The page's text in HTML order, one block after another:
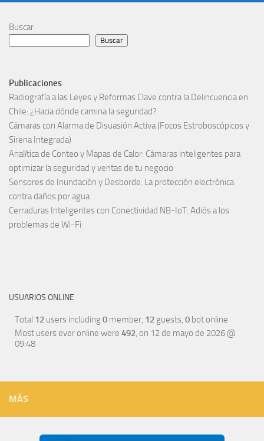
Buscar
Buscar
Publicaciones
Radiografía a las Leyes y Reformas Clave contra la Delincuencia en
Chile: ¿Hacia dónde camina la seguridad?
Cámaras con Alarma de Disuasión Activa (Focos Estroboscópicos y
Sirena Integrada)
Analítica de Conteo y Mapas de Calor: Cámaras inteligentes para
optimizar la seguridad y ventas de tu negocio
Sensores de Inundación y Desborde: La protección electrónica
contra daños por agua
Cerraduras Inteligentes con Conectividad NB-IoT: Adiós a los
problemas de Wi-Fi
USUARIOS ONLINE
Total 12 users including0 member, 12 guests, 0 bot online
Most users ever online were 492, on 12 de mayo de 2026 @
09:48
MÁS